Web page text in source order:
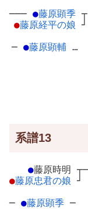
─── ●藤原顕季 ┬
●藤原経平の娘 ┘
─ ●藤原顕輔 …
系譜13
●藤原時明 ┬
●藤原忠君の娘 ┘
─ ●藤原顕季 ─